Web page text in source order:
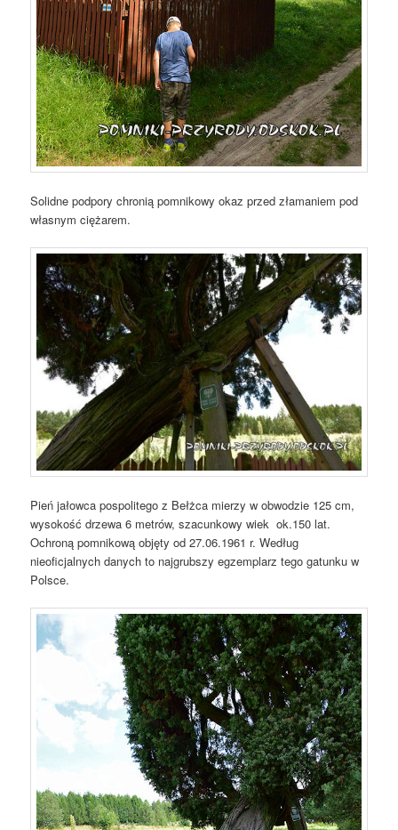
Solidne podpory chronią pomnikowy okaz przed złamaniem pod
własnym ciężarem.
Pień jałowca pospolitego z Bełżca mierzy w obwodzie 125 cm,
wysokość drzewa 6 metrów, szacunkowy wiek ok.150 lat.
Ochroną pomnikową objęty od 27.06.1961 r. Według
nieoficjalnych danych to najgrubszy egzemplarz tego gatunku w
Polsce.